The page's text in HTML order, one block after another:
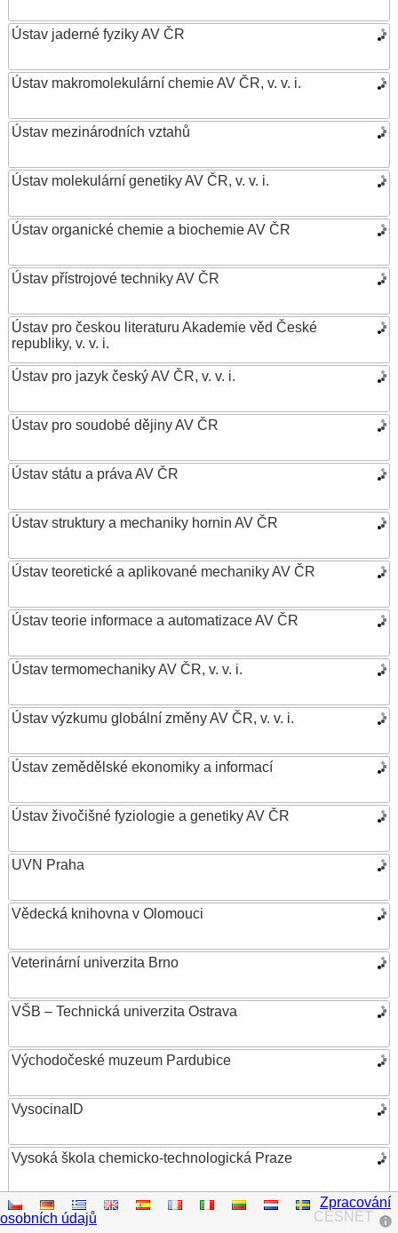
Ústav jaderné fyziky AV ČR
Ústav makromolekulární chemie AV ČR, v. v. i.
Ústav mezinárodních vztahů
Ústav molekulární genetiky AV ČR, v. v. i.
Ústav organické chemie a biochemie AV ČR
Ústav přístrojové techniky AV ČR
Ústav pro českou literaturu Akademie věd České
republiky, v. v. i.
Ústav pro jazyk český AV ČR, v. v. i.
Ústav pro soudobé dějiny AV ČR
Ústav státu a práva AV ČR
Ústav struktury a mechaniky hornin AV ČR
Ústav teoretické a aplikované mechaniky AV ČR
Ústav teorie informace a automatizace AV ČR
Ústav termomechaniky AV ČR, v. v. i.
Ústav výzkumu globální změny AV ČR, v. v. i.
Ústav zemědělské ekonomiky a informací
Ústav živočišné fyziologie a genetiky AV ČR
UVN Praha
Vědecká knihovna v Olomouci
Veterinární univerzita Brno
VŠB – Technická univerzita Ostrava
Východočeské muzeum Pardubice
VysocinaID
Vysoká škola chemicko-technologická Praze
Vysoká škola ekonomická v Praze
CESNET
Zpracování
osobních údajů